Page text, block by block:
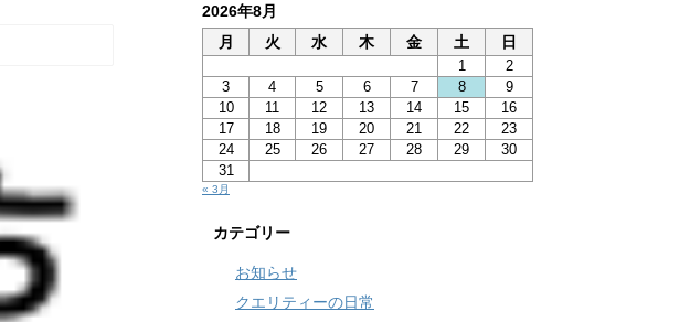
2026年8月
月
火 水 木 金 土 日
1
2
3
4 5 6 7 8
9
10
11 12 13 14 15
16
17
18 19 20 21 22
23
24
25 26 27 28 29
30
31
« 3月
カテゴリー
お知らせ
クエリティーの日常